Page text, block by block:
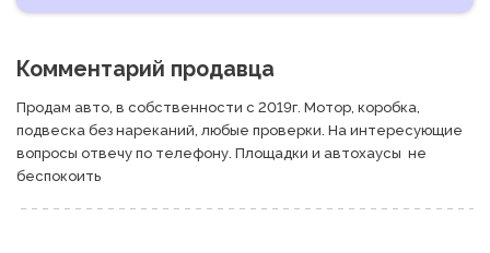
Комментарий продавца
Продам авто, в собственности с 2019г. Мотор, коробка,
подвеска без нареканий, любые проверки. На интересующие
вопросы отвечу по телефону. Площадки и автохаусы  не
беспокоить